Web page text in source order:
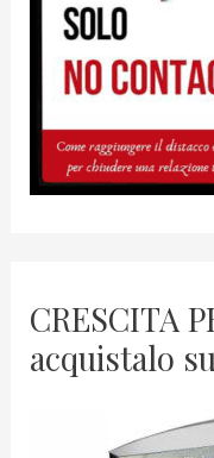
CRESCITA
acquistalo